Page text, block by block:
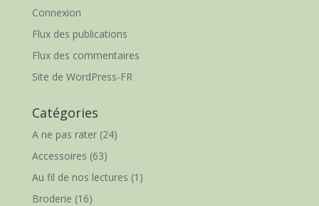
Connexion
Flux des publications
Flux des commentaires
Site de WordPress-FR
Catégories
A ne pas rater(24)
Accessoires (63)
Au fil de nos lectures (1)
Broderie (16)